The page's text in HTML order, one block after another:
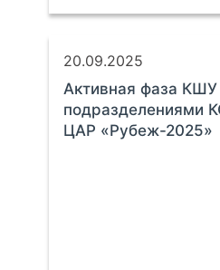
20.09.2025
Активная фаза КШУ
подразделениями
ЦАР «Рубеж-2025»